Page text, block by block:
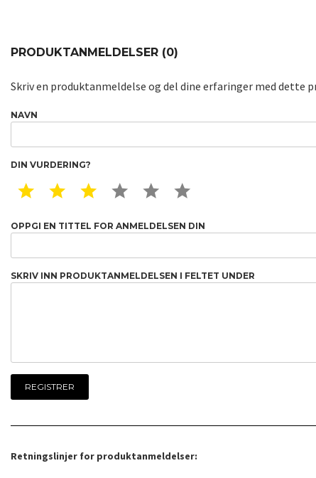
PRODUKTANMELDELSER (0)
Skriv en produktanmeldelse og del dine erfaringer med dette
NAVN
DIN VURDERING?
1 STAR2 STAR3 STAR4 STAR5 STAR
OPPGI EN TITTEL FOR ANMELDELSEN DIN
SKRIV INN PRODUKTANMELDELSEN I FELTET UNDER
Retningslinjer for produktanmeldelser: